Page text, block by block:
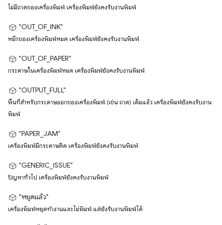
ไม่มีถาดของเครื่องพิมพ์ เครื่องพิมพ์ยังคงรับงานพิมพ์
"OUT_OF_INK"
หมึกของเครื่องพิมพ์หมด เครื่องพิมพ์ยังคงรับงานพิมพ์
"OUT_OF_PAPER"
กระดาษในเครื่องพิมพ์หมด เครื่องพิมพ์ยังคงรับงานพิมพ์
"OUTPUT_FULL"
พื้นที่สำหรับกระดาษออกของเครื่องพิมพ์ (เช่น ถาด) เต็มแล้ว เครื่องพิมพ์ยังคงรับงาน
พิมพ์
"PAPER_JAM"
เครื่องพิมพ์มีกระดาษติด เครื่องพิมพ์ยังคงรับงานพิมพ์
"GENERIC_ISSUE"
ปัญหาทั่วไป เครื่องพิมพ์ยังคงรับงานพิมพ์
"หยุดแล้ว"
เครื่องพิมพ์หยุดทำงานและไม่พิมพ์ แต่ยังรับงานพิมพ์ได้